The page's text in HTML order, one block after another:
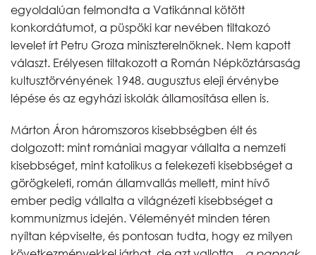
egyoldalúan felmondta a Vatikánnal kötött
konkordátumot, a püspöki kar nevében tiltakozó
levelet írt Petru Groza miniszterelnöknek. Nem kapott
választ. Erélyesen tiltakozott a Román Népköztársaság
kultusztörvényének 1948. augusztus eleji érvénybe
lépése és az egyházi iskolák államosítása ellen is.
Márton Áron háromszoros kisebbségben élt és
dolgozott: mint romániai magyar vállalta a nemzeti
kisebbséget, mint katolikus a felekezeti kisebbséget a
görögkeleti, román államvallás mellett, mint hívő
ember pedig vállalta a világnézeti kisebbséget a
kommunizmus idején. Véleményét minden téren
nyíltan képviselte, és pontosan tudta, hogy ez milyen